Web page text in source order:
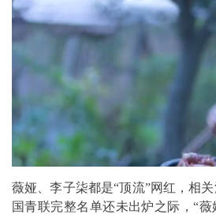
薇娅、李子柒都是“顶流”网红，相
国青联完整名单还未出炉之际，“